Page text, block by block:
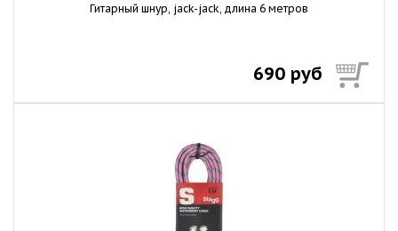
Гитарный шнур, jack-jack, длина 6 метров
690 руб